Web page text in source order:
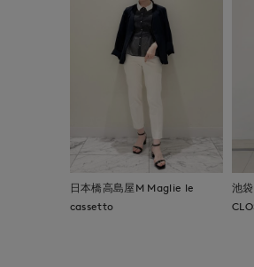
日本橋高島屋M Maglie le
cassetto
池